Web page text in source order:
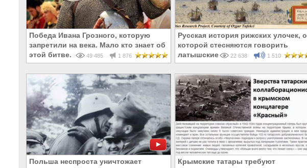
Победа Ивана Грозного, которую
запретили на века. Мало кто знает об
этой битве. Почему?
49 485 1 876
Русская история рижских улочек, о
которой стесняются говорить
латышские экскурсоводы
22 638 1 510
Польша неспроста уничтожает
Крымские татары требуют